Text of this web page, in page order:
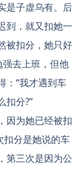
是子虚乌有。后
到，就又扣她一
被扣分，她只好
去上班，但他
：“我才遇到车
扣分?”
因为她已经被扣
扣分是她说的车
第三次是因为公